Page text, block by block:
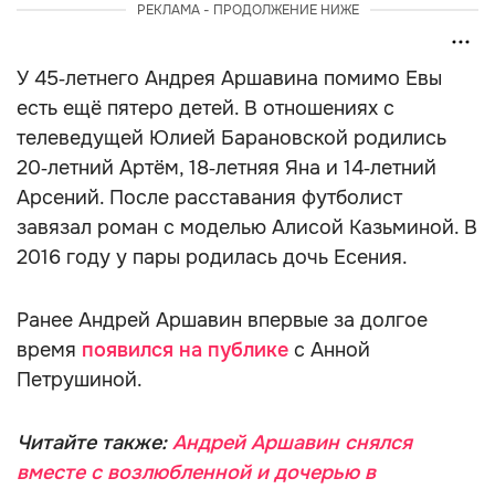
РЕКЛАМА - ПРОДОЛЖЕНИЕ НИЖЕ
У 45‑летнего Андрея Аршавина помимо Евы
есть ещё пятеро детей. В отношениях с
телеведущей Юлией Барановской родились
20‑летний Артём, 18‑летняя Яна и 14‑летний
Арсений. После расставания футболист
завязал роман с моделью Алисой Казьминой. В
2016 году у пары родилась дочь Есения.
Ранее Андрей Аршавин впервые за долгое
время появился на публике с Анной
Петрушиной.
Читайте также:Андрей Аршавин снялся
вместе с возлюбленной и дочерью в